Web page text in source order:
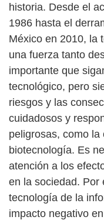
historia. Desde el
1986 hasta el
México en 2010, la
una fuerza tanto
importante que
tecnológico, pero
riesgos y las
cuidadosos y
peligrosas, como
biotecnología. Es
atención a los
en la sociedad. Por
tecnología de la
impacto negativo